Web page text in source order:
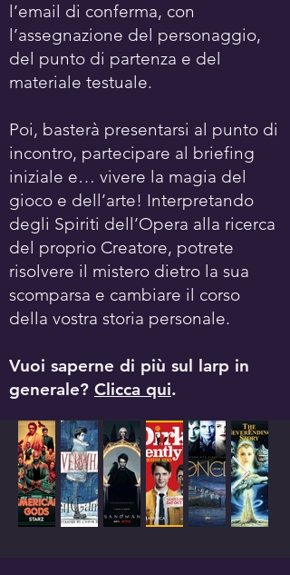
l’email di conferma, con
l’assegnazione del personaggio,
del punto di partenza e del
materiale testuale.
Poi, basterà presentarsi al punto di
incontro, partecipare al briefing
iniziale e… vivere la magia del
gioco e dell’arte! Interpretando
degli Spiriti dell’Opera alla ricerca
del proprio Creatore, potrete
risolvere il mistero dietro la sua
scomparsa e cambiare il corso
della vostra storia personale.
Vuoi saperne di più sul larp in
generale? Clicca qui.